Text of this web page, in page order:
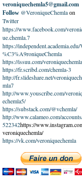
veroniquechemla5@gmail.com
Follow @VeroniqueChemlaon
Twitter
https://www.facebook.com/
ue.chemla.7
https://
%C3%A9roniqueChemla
https://issuu.com/veroniquechemla
https://fr.scribd.com/chemla-3
http://fr.slideshare.net/
mla7
http://www.youscribe.com/
echemla5/
https://substack.com/@vchemla/
http://www.calameo.com/
522342https://
veroniquechemla/
https://vk.com/veroniquechemla